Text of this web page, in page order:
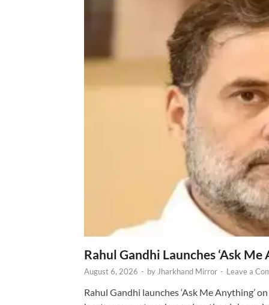
Rahul Gandhi Launches ‘Ask
August 6, 2026 - by Jharkhand Mirror - Leave a
Rahul Gandhi launches ‘Ask Me Anything’